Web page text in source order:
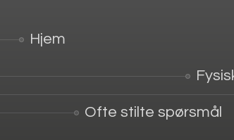
Hjem
Ofte stilte spørsmål